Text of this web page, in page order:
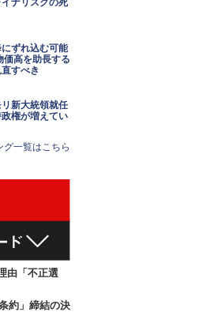
ずれ込む可能
高を助長する
すべき
新大統領就任
権が増えてい
グ一覧はこちら
由「不正選
約」締結の決